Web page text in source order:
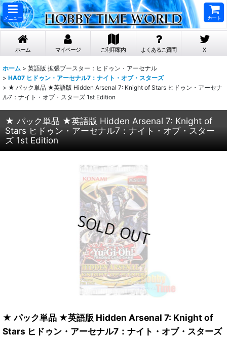
メニュー カート
ホーム マイページ ご利用案内 よくあるご質問 X
ホーム > 英語版 拡張ブースター：ヒドゥン・アーセナル
> HA07 ヒドゥン・アーセナル7：ナイト・オブ・スターズ
> ★ パック単品 ★英語版 Hidden Arsenal 7: Knight of Stars ヒドゥン・アーセナ
ル7：ナイト・オブ・スターズ 1st Edition
★ パック単品 ★英語版 Hidden Arsenal 7: Knight of
Stars ヒドゥン・アーセナル7：ナイト・オブ・スター
ズ 1st Edition
★ パック単品 ★英語版 Hidden Arsenal 7: Knight of
Stars ヒドゥン・アーセナル7：ナイト・オブ・スターズ